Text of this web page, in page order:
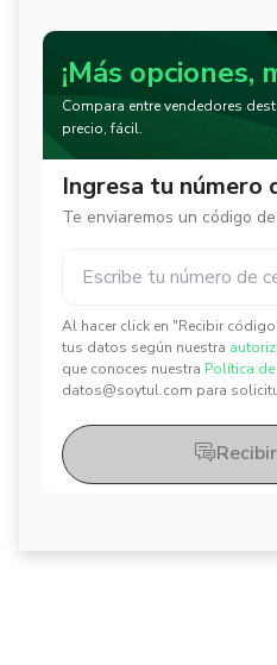
¡Más opciones,
Compara entre vendedores
precio, fácil.
Ingresa tu número
Te enviaremos un código
Al hacer click en "Recibir
tus datos según nuestra
que conoces nuestra Política
datos@soytul.com para